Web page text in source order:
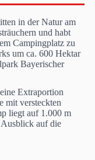
in der Natur am
und habt
Campingplatz zu
um ca. 600 Hektar
Bayerischer
Extraportion
mit versteckten
liegt auf 1.000 m
Ausblick auf die